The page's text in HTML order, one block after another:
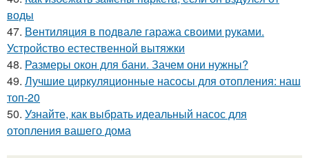
воды
47. Вентиляция в подвале гаража своими руками.
Устройство естественной вытяжки
48. Размеры окон для бани. Зачем они нужны?
49. Лучшие циркуляционные насосы для отопления: наш
топ-20
50. Узнайте, как выбрать идеальный насос для
отопления вашего дома